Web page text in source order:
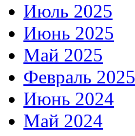
Июль 2025
Июнь 2025
Май 2025
Февраль 2025
Июнь 2024
Май 2024